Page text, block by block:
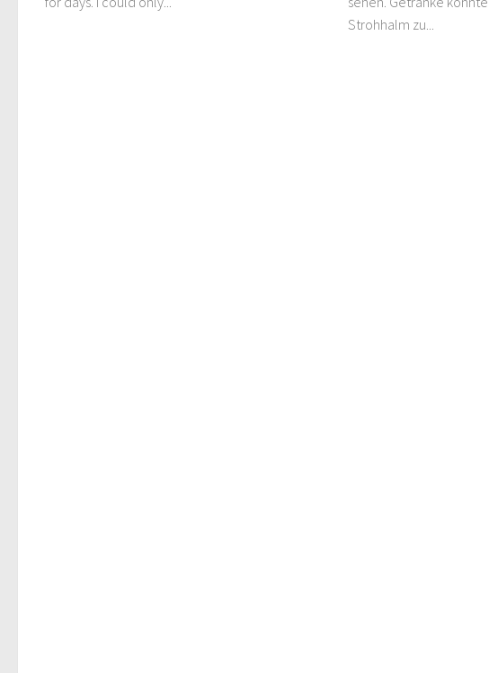
Strohhalm zu...